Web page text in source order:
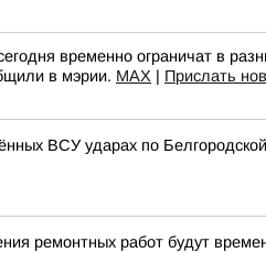
временно ограничат в
в мэрии. МАХ | Прислать
ВСУ ударах по
ремонтных работ будут